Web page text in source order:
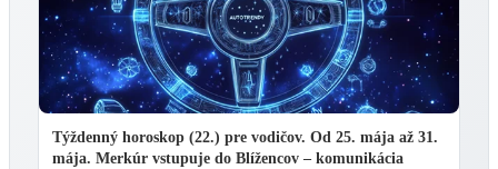
Týždenný horoskop (22.) pre vodičov. Od 25. mája až 31.
mája. Merkúr vstupuje do Blížencov – komunikácia